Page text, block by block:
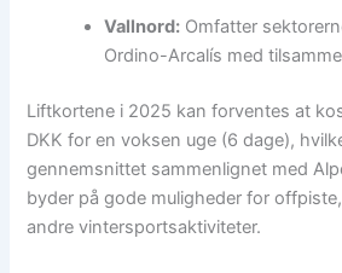
Vallnord: Omfatter
Ordino-Arcalís med
Liftkortene i 2025 kan forventes at
DKK for en voksen uge (6 dage),
gennemsnittet sammenlignet med
byder på gode muligheder for
andre vintersportsaktiviteter.